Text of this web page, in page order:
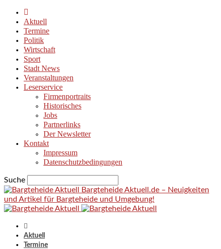
Aktuell
Termine
Politik
Wirtschaft
Sport
Stadt News
Veranstaltungen
Leserservice
Firmenportraits
Historisches
Jobs
Partnerlinks
Der Newsletter
Kontakt
Impressum
Datenschutzbedingungen
Suche
Bargteheide Aktuell.de – Neuigkeiten
und Artikel für Bargteheide und Umgebung!
Aktuell
Termine